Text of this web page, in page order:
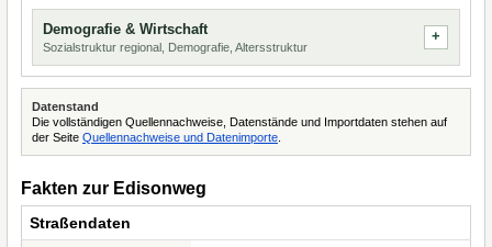
Demografie & Wirtschaft
Sozialstruktur regional, Demografie, Altersstruktur
Datenstand
Die vollständigen Quellennachweise, Datenstände und Importdaten stehen auf
der Seite Quellennachweise und Datenimporte
Fakten zur Edisonweg
Straßendaten